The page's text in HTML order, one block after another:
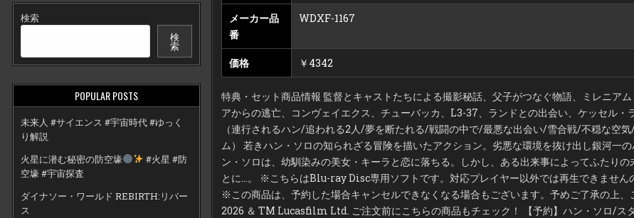
検索
検
索
POPULAR POSTS
未来人 #サイエンス #宇宙時代 #ゆっく
り解説
火星に潜む秘密の防空壕
#火星 #防
空壕 #宇宙探査
ダイナソー・ワールド REBIRTH:リバー
ス
ッ
＋
ル
レ
イ
デ
ィ
ス
ク）
メーカー品
番
WDXF-1167
価格 ￥4342
特典・セット商品情報 監督とキャストたちによる撮影秘話、父子がつなぐ物語、ミレニア
アからの逃亡、コンヴェイエクス、チューバッカ、L3-37、ランドとの出会い、ケッセル・
（連行されるハン/追われる2人/夢を断たれる/戦闘の中で/最悪な出会い/雪合戦/不穏な空
ム） 若きハン・ソロの知られざる冒険を描いたアクション。劣悪な環境を抜け出し銀河一
ン・ソロは、幼馴染みの美女・キーラと恋に落ちる。しかし、ある出来事によってふたりの
とに…。 ※こちらはBlu-ray Disc専用ソフトです。対応プレイヤー以外では再生できません
※この商品は、予約した場合キャンセルできなくなる場合もございます。予めご了承の上
2026 ＆ TM Lucasfilm Ltd. ご注文前にこちらの商品もチェック！ 【予約】ハン・ソロ/ス